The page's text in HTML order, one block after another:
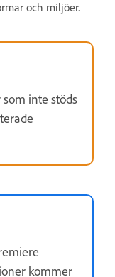
och miljöer.
inte stöds
kommer